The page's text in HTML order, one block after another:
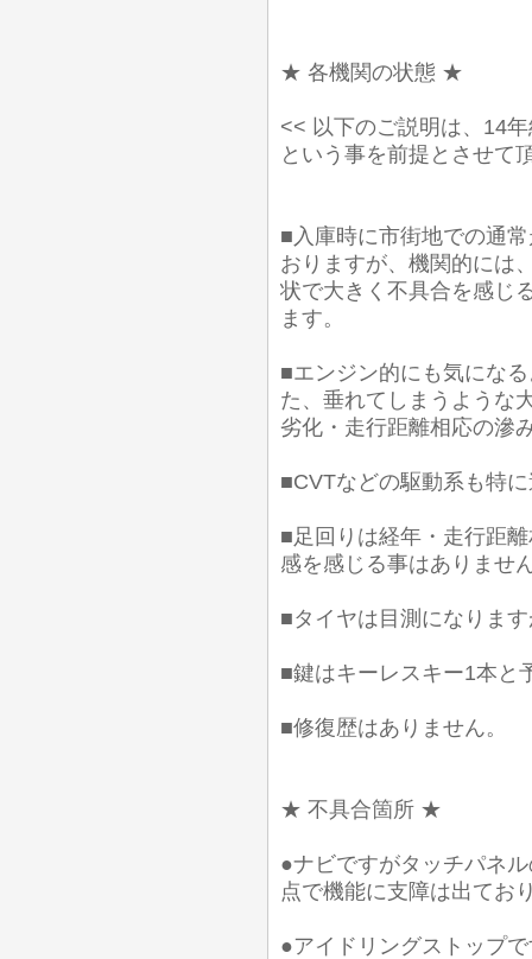
★ 各機関の状態 ★
<< 以下のご説明は、14
という事を前提とさせて
■入庫時に市街地での通
おりますが、機関的には
状で大きく不具合を感じ
ます。
■エンジン的にも気にな
た、垂れてしまうような
劣化・走行距離相応の滲
■CVTなどの駆動系も特
■足回りは経年・走行距
感を感じる事はありませ
■タイヤは目測になりま
■鍵はキーレスキー1本と
■修復歴はありません。
★ 不具合箇所 ★
●ナビですがタッチパネ
点で機能に支障は出てお
●アイドリングストップ